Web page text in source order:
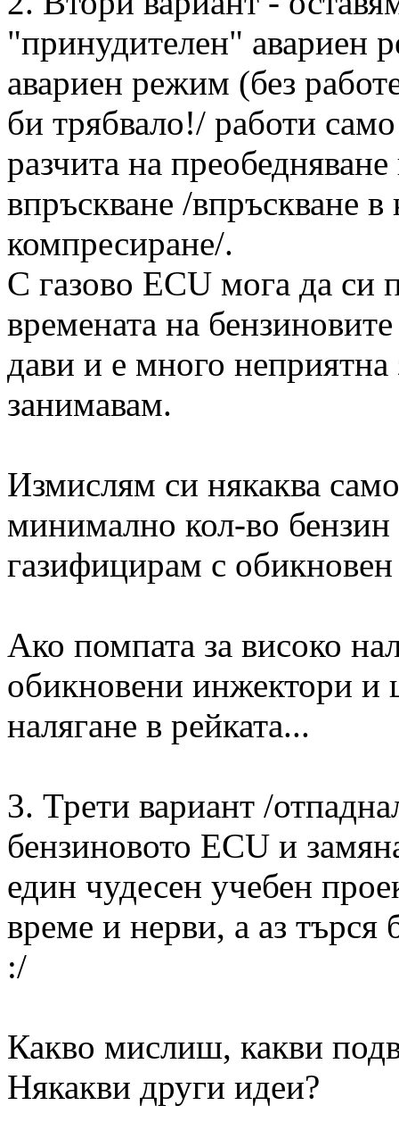
"принудителен" авариен
авариен режим (без
би трябвало!/ работи
разчита на
впръскване /впръскване
компресиране/.
С газово ECU мога да си
времената на
дави и е много
занимавам.
Измислям си някаква
минимално кол-во
газифицирам с
Ако помпата за високо
обикновени инжектори и
налягане в рейката...
3. Трети вариант /
бензиновото ECU и
един чудесен учебен
време и нерви, а аз търся
:/
Какво мислиш, какви
Някакви други идеи?